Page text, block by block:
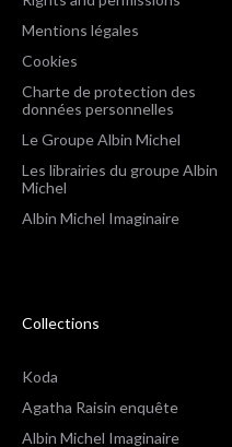
Mentions légales
Cookies
Charte de protection des
données personnelles
Le Groupe Albin Michel
Les librairies du groupe Albin
Michel
Albin Michel Imaginaire
Collections
Koda
Agatha Raisin enquête
Albin Michel Imaginaire